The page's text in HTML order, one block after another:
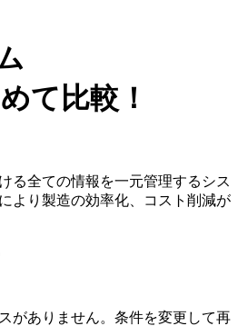
て比較！
る全ての情報を一元管理するシス
より製造の効率化、コスト削減が
がありません。条件を変更して再